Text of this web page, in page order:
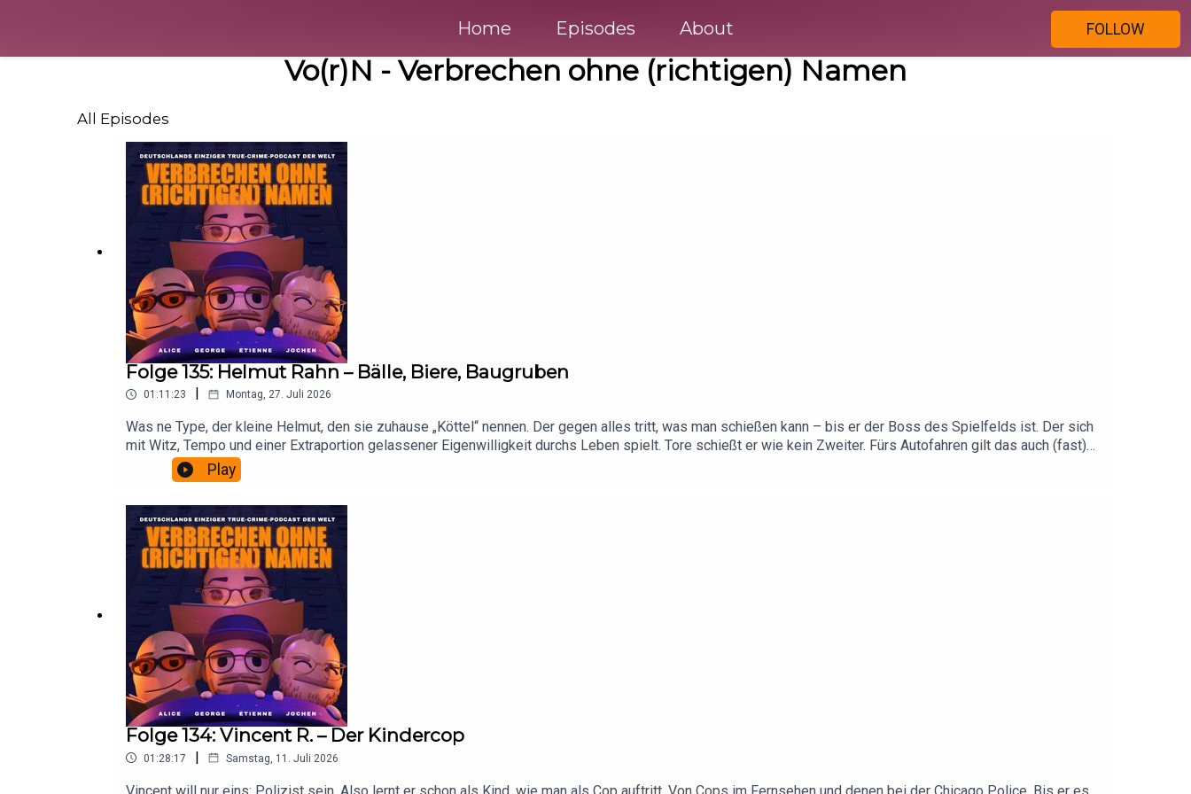
Home Episodes About FOLLOW
Vo(r)N - Verbrechen ohne (richtigen) Namen
All Episodes
Folge 135: Helmut Rahn – Bälle, Biere, Baugruben
01:11:23 Montag, 27. Juli 2026
Was ne Type, der kleine Helmut, den sie zuhause „Köttel“ nennen. Der gegen alles tritt, was man schießen kann – bis er der Boss des Spielfelds ist. Der sich
mit Witz, Tempo und einer Extraportion gelassener Eigenwilligkeit durchs Leben spielt. Tore schießt er wie kein Zweiter. Fürs Autofahren gilt das auch (fast)
immer. Autoritäten jucken ihn wenig. Daran ändert auch seine Bekanntheit nichts, da bleibt er sich treu. Wie seiner Frau, seiner Stammkneipe und seinem
Ruhrgebiet.
Play
Folge 134: Vincent R. – Der Kindercop
01:28:17 | Samstag, 11. Juli 2026
Vincent will nur eins: Polizist sein. Also lernt er schon als Kind, wie man als Cop auftritt. Von Cops im Fernsehen und denen bei der Chicago Police. Bis er es